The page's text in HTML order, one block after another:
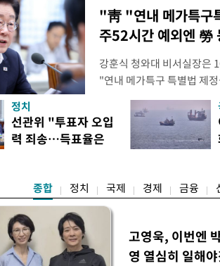
"靑 "연내 메가특구
주52시간 예외엔 勞
강훈식 청와대 비서실장은
"연내 메가특구 특별법 제
향평가 등을 단축하고 전
교육 등 정주 여건을 신속
실장은 이날 오후 청와대
프로젝트가 과감한 규제 혁
정치
선관위 "투표자 오입
력 죄송…득표율은
종합 정치 국제 경제 금융
고영욱, 이번엔
영 열심히 일해